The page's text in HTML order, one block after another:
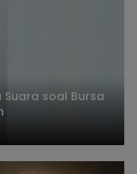
Suara soal Bursa